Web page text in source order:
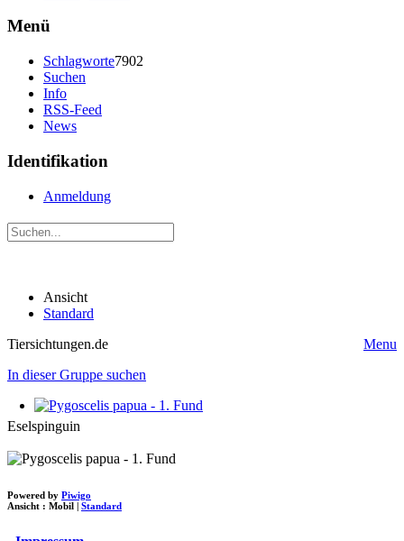
Menü
Schlagworte7902
Suchen
Info
RSS-Feed
News
Identifikation
Anmeldung
Ansicht
Standard
Tiersichtungen.de
Menu
In dieser Gruppe suchen
Eselspinguin
Powered by Piwigo
Ansicht : Mobil | Standard